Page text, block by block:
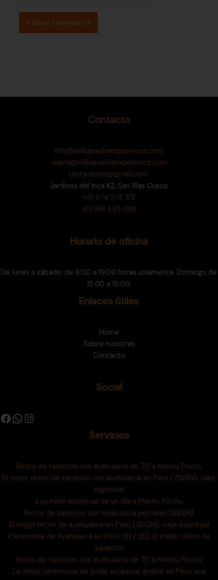
Contacto
info@willkapachaexperience.com
wayra@willkapachaexperience.com
tayta.wayra@gmail.com
Jardines del Inca K2, San Blas Cusco
+51 974 278 312
+51 991 445 088
Horario de oficina
De lunes a sábado: de 8:00 a 19:00 horas solamente. Domingo de
15:00 a 19:00.
Enlaces útiles
Home
Sobre nosotras
Contacto
Social
Servicios
Retiro de sanación con ayahuasca de 7D a Machu Picchu
El mejor retiro de sanación con ayahuasca en Perú (7D/6N): viaje
espiritual
Excursión espiritual de un día a Machu Picchu
Retiro de sanación con ayahuasca peruana (5D/4N)
El mejor retiro de ayahuasca en Perú (3D/2N): viaje espiritual
Ceremonia de Ayahuasca en Perú (1N / 2D): El mejor retiro de
sanación
Retiro de sanación con ayahuasca de 7D a Machu Picchu
La mejor ceremonia de boda ancestral andina en Perú: una